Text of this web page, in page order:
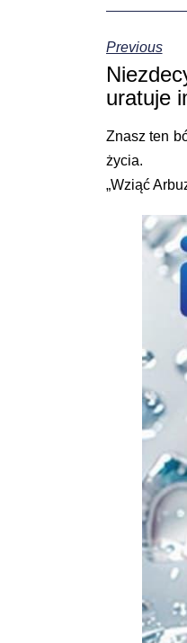
Previous
uratuje
Znasz ten
życia.
„Wziąć